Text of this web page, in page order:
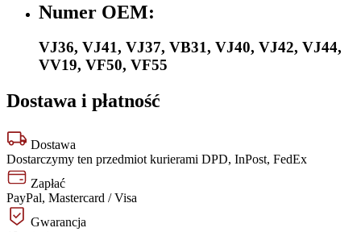
Numer OEM:
VJ36, VJ41, VJ37, VB31, VJ40, VJ42, VJ44,
VV19, VF50, VF55
Dostawa i płatność
Dostawa
Dostarczymy ten przedmiot kurierami DPD, InPost, FedEx
Zapłać
PayPal, Mastercard / Visa
Gwarancja